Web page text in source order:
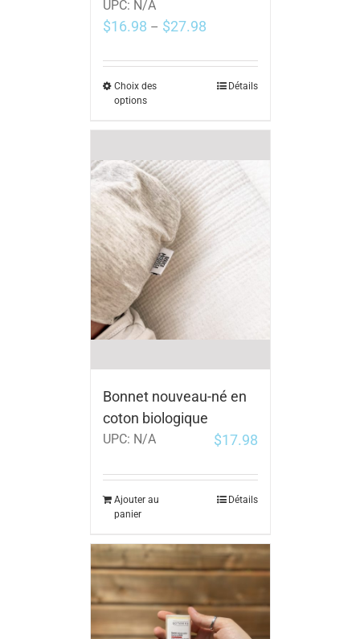
UPC: N/A
$16.98 – $27.98
Choix des
options
Détails
Bonnet nouveau-né en
coton biologique
UPC: N/A $17.98
Ajouter au
panier
Détails